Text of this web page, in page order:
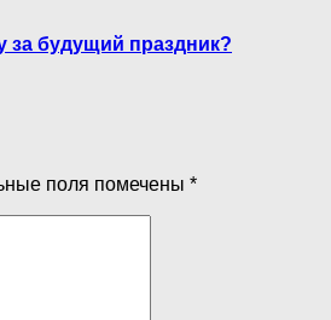
за будущий праздник?
поля помечены *